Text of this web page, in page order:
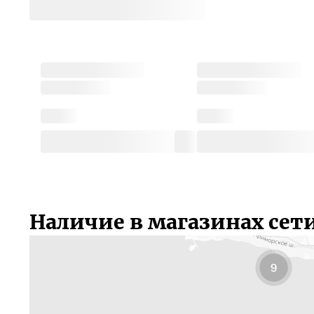
Наличие в магазинах